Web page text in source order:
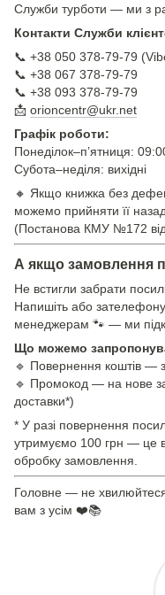
Служби турботи — ми з
Контакти Служби
📞 +38 050 378-79-79
📞 +38 067 378-79-79
📞 +38 093 378-79-79
📩 orioncentr@ukr.net
Графік роботи:
Понеділок–п’ятниця:
Субота–неділя: вихідні
🔸 Якщо книжка без
можемо прийняти її
(Постанова КМУ №172
А якщо замовлення
Не встигли забрати
Напишіть або
менеджерам 🐾 — ми
Що можемо
🔹 Повернення коштів —
🔹 Промокод — на нове
доставки*)
* У разі повернення
утримуємо 100 грн — це
обробку замовлення.
Головне — не
вам з усім ❤️📚